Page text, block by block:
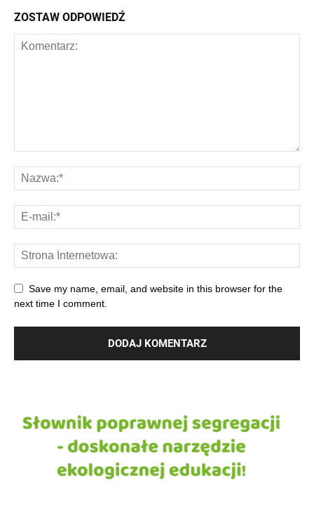
ZOSTAW ODPOWIEDŹ
Save my name, email, and website in this browser for the
next time I comment.